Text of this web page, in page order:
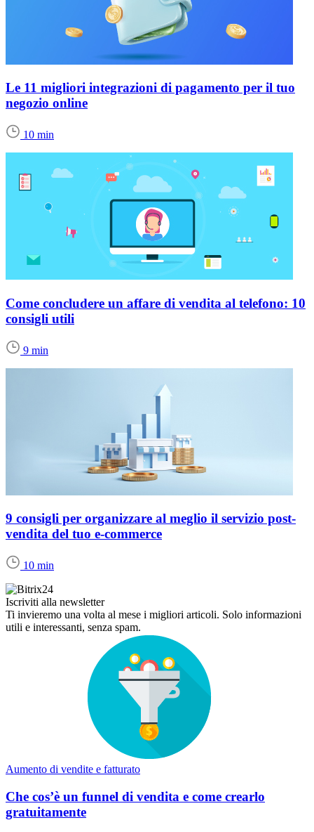
Le 11 migliori integrazioni di pagamento per il tuo
negozio online
10 min
Come concludere un affare di vendita al telefono: 10
consigli utili
9 min
9 consigli per organizzare al meglio il servizio post-
vendita del tuo e-commerce
10 min
Iscriviti alla newsletter
Ti invieremo una volta al mese i migliori articoli. Solo informazioni
utili e interessanti, senza spam.
Aumento di vendite e fatturato
Che cos’è un funnel di vendita e come crearlo
gratuitamente